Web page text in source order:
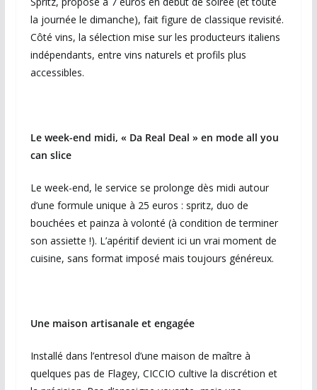
la journée le dimanche), fait figure de classique revisité.
Côté vins, la sélection mise sur les producteurs italiens
indépendants, entre vins naturels et profils plus
accessibles.
Le week-end midi, « Da Real Deal » en mode all you
can slice
Le week-end, le service se prolonge dès midi autour
d’une formule unique à 25 euros : spritz, duo de
bouchées et painza à volonté (à condition de terminer
son assiette !). L’apéritif devient ici un vrai moment de
cuisine, sans format imposé mais toujours généreux.
Une maison artisanale et engagée
Installé dans l’entresol d’une maison de maître à
quelques pas de Flagey, CICCIO cultive la discrétion et